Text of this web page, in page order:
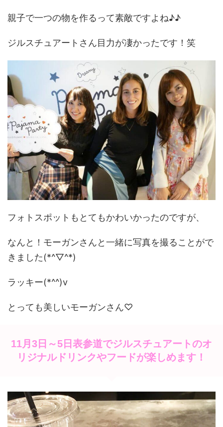
親子で一つの物を作るって素敵ですよね♪♪
ジルスチュアートさん目力が凄かったです！笑
フォトスポットもとてもかわいかったのですが、
なんと！モーガンさんと一緒に写真を撮ることがで
きました(*^▽^*)
ラッキー(*^^)v
とっても美しいモーガンさん♡
11月3日～5日表参道でジルスチュアートのオ
リジナルドリンクやフードが楽しめます！